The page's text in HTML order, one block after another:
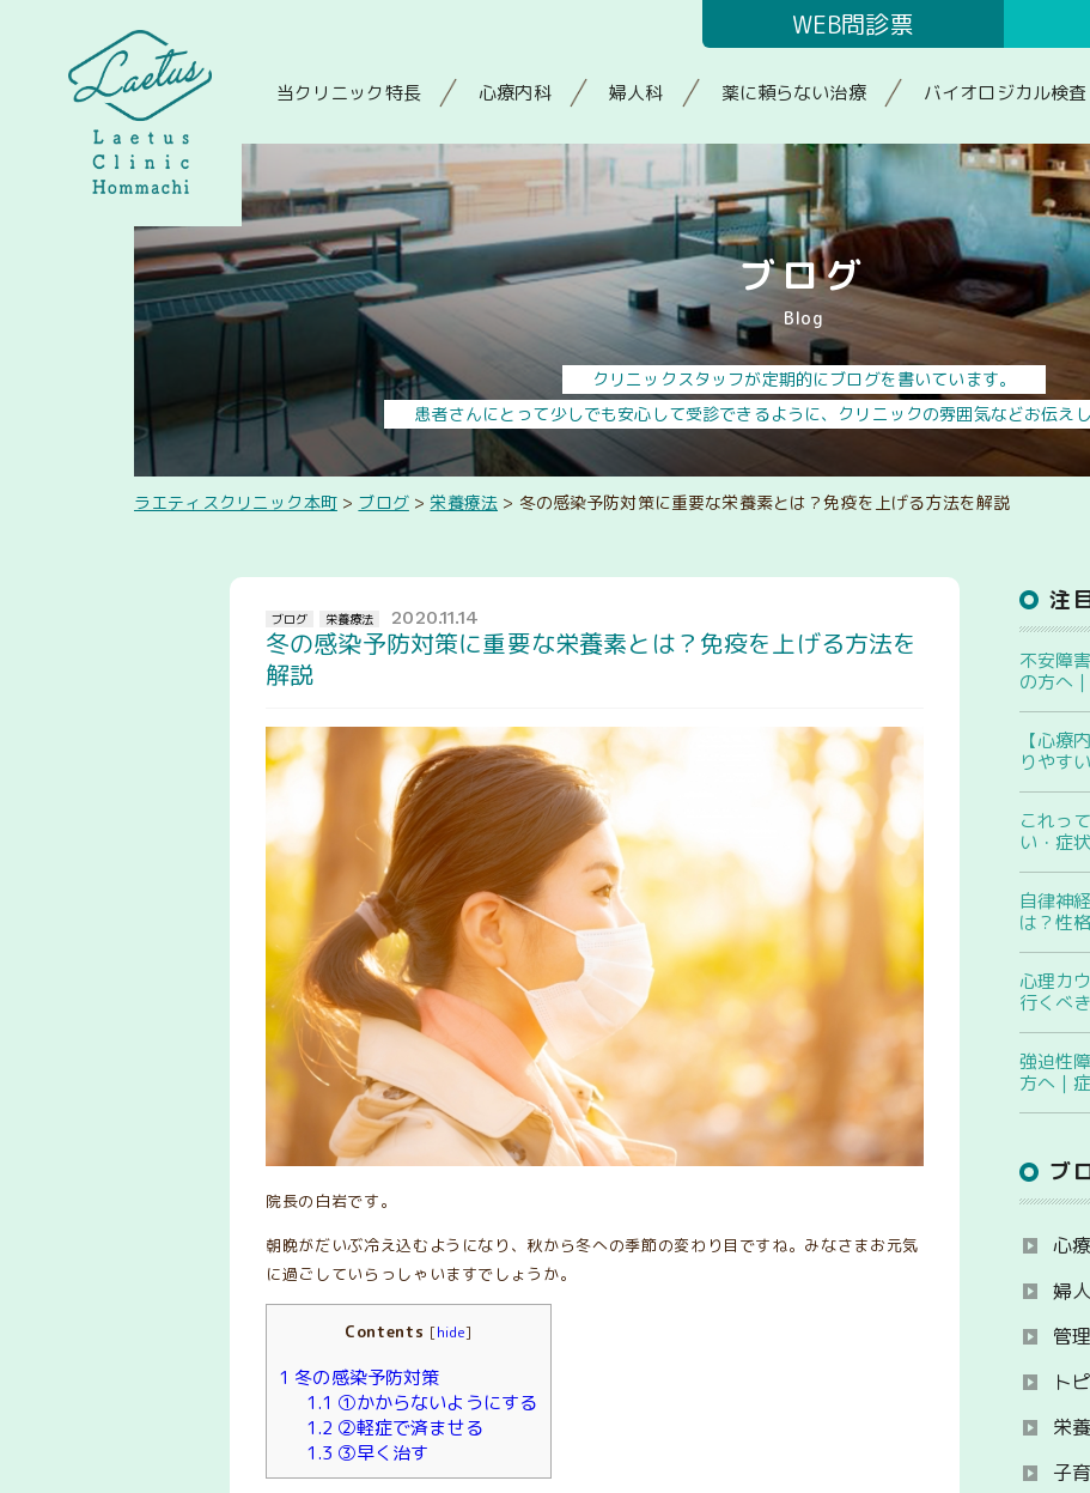
WEB問診票
当クリニック特長 心療内科 婦人科 薬に頼らない治療 バイオロジカル検査
ブログ
Blog
クリニックスタッフが定期的にブログを書いています。
患者さんにとって少しでも安心して受診できるように、クリニックの雰囲気などお伝えし
ラエティスクリニック本町> ブログ> 栄養療法 > 冬の感染予防対策に重要な栄養素とは？免疫を上げる方法を解説
ブログ 栄養療法 2020.11.14
冬の感染予防対策に重要な栄養素とは？免疫を上げる方法を
解説
院長の白岩です。
朝晩がだいぶ冷え込むようになり、秋から冬への季節の変わり目ですね。みなさまお元気
に過ごしていらっしゃいますでしょうか。
Contents [hide]
1 冬の感染予防対策
1.1 ①かからないようにする
1.2 ②軽症で済ませる
1.3 ③早く治す
注
不安障
の方へ
【心療
りやす
これっ
い・症
自律神
は？性
心理カ
行くべ
強迫性
方へ｜
ブ
心
婦
管
ト
栄
子